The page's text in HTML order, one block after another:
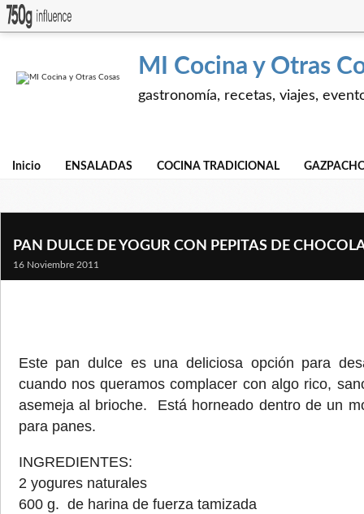
MI Cocina y Otras
gastronomía, recetas, viajes,
Inicio ENSALADAS COCINA TRADICIONAL
PAN DULCE DE YOGUR CON PEPITAS DE
16 Noviembre 2011
Este pan dulce es una deliciosa opción para
cuando nos queramos complacer con algo rico,
asemeja al brioche. Está horneado dentro de un
para panes.
INGREDIENTES:
2 yogures naturales
600 g. de harina de fuerza tamizada